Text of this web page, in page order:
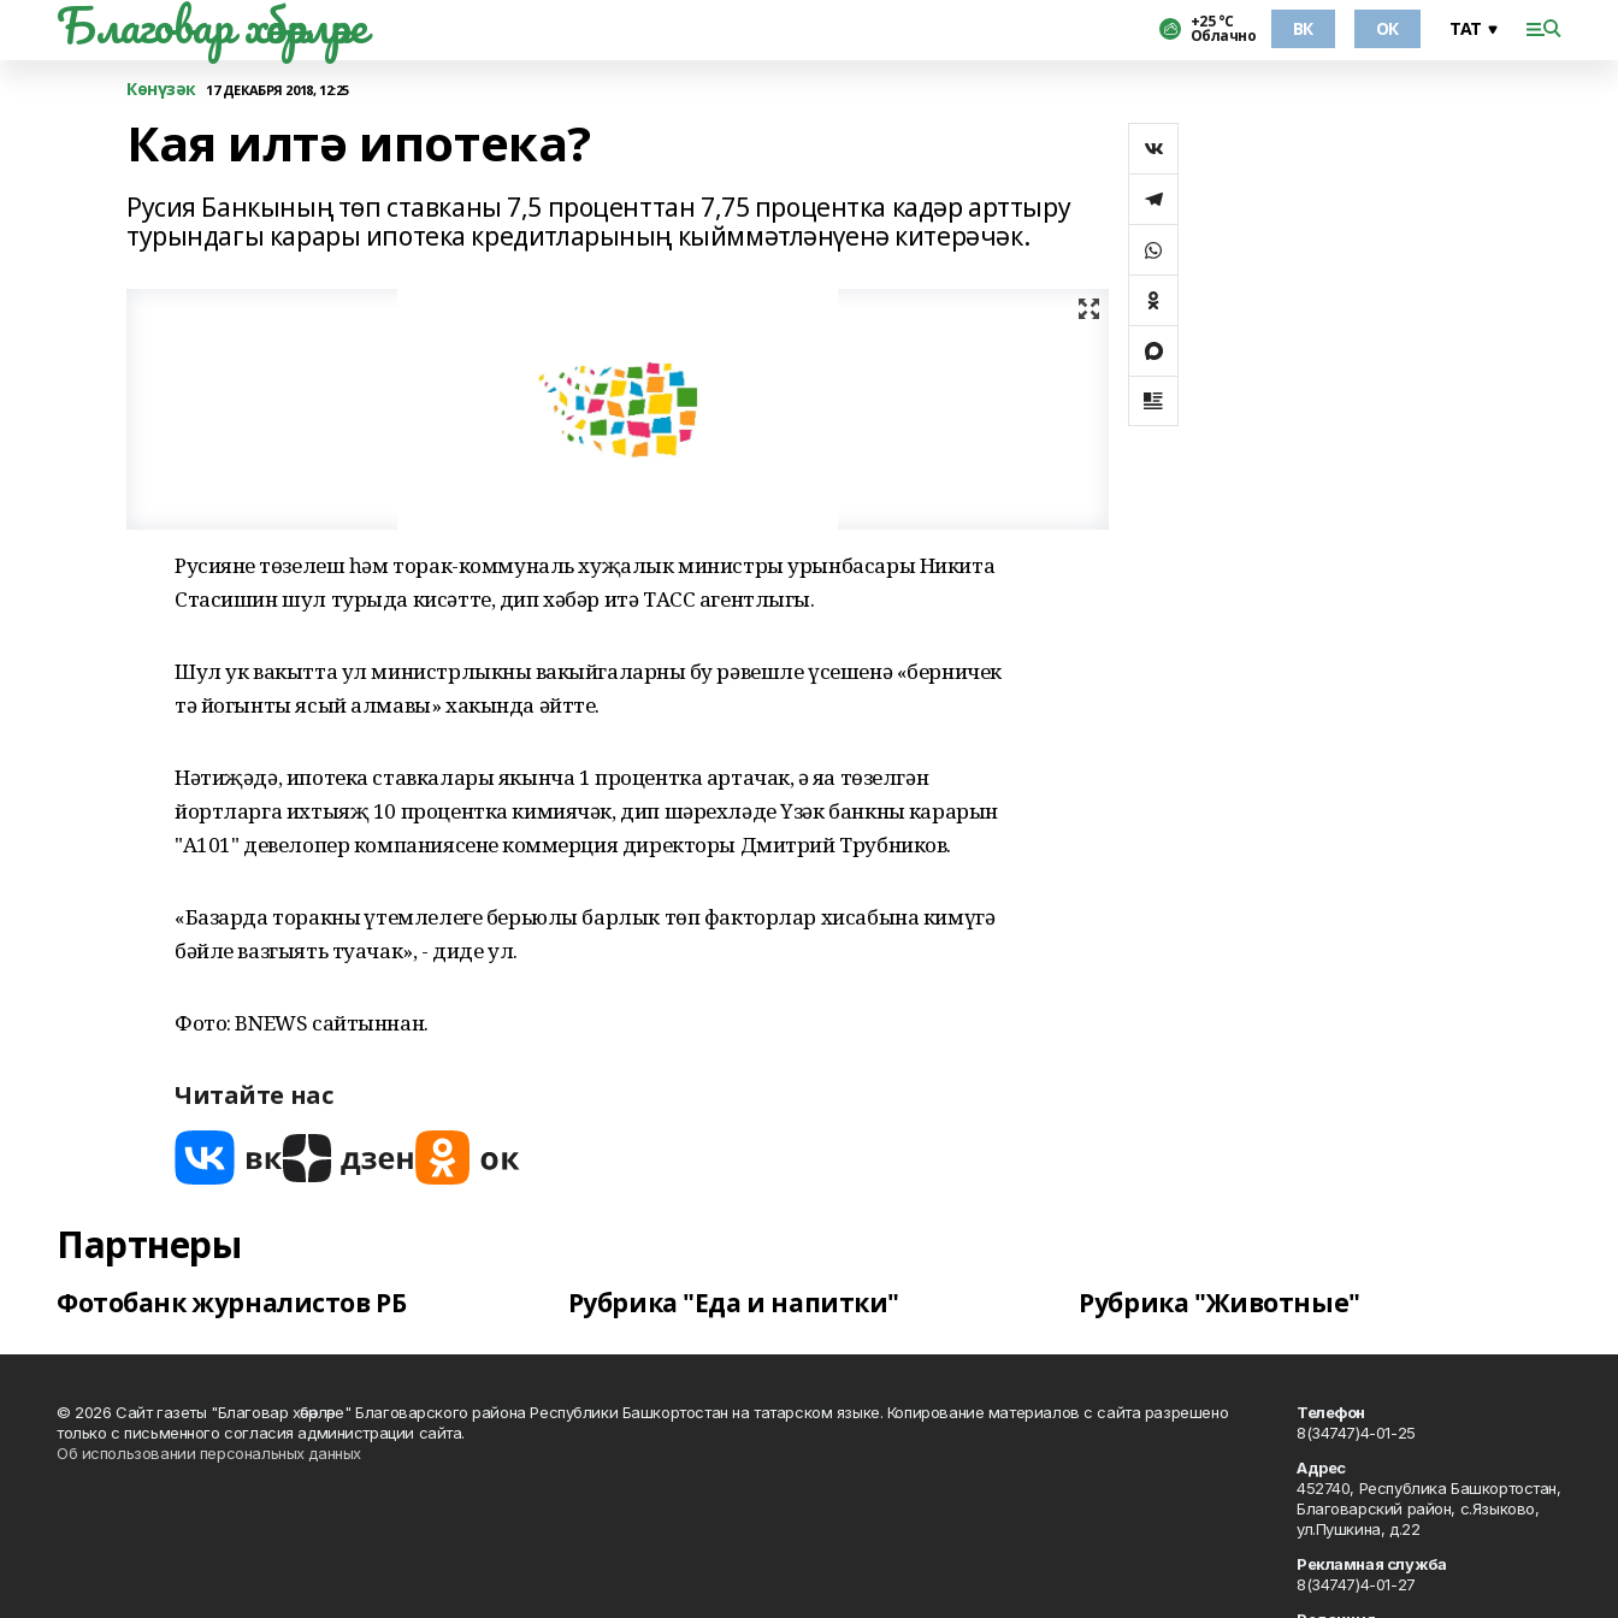
Благовар хәбәрләре +25 °С
Облачно ВК ОК
Көнүзәк 17 ДЕКАБРЯ 2018, 12:25
Кая илтә ипотека?
Русия Банкының төп ставканы 7,5 проценттан 7,75 процентка кадәр арттыру
турындагы карары ипотека кредитларының кыйммәтләнүенә китерәчәк.
Русиянең төзелеш һәм торак-коммуналь хуҗалык министры урынбасары Никита
Стасишин шул турыда кисәтте, дип хәбәр итә ТАСС агентлыгы.
Шул ук вакытта ул министрлыкның вакыйгаларның бу рәвешле үсешенә «берничек
тә йогынты ясый алмавы» хакында әйтте.
Нәтиҗәдә, ипотека ставкалары якынча 1 процентка артачак, ә яңа төзелгән
йортларга ихтыяҗ 10 процентка кимиячәк, дип шәрехләде Үзәк банкның карарын
"А101" девелопер компаниясенең коммерция директоры Дмитрий Трубников.
«Базарда торакның үтемлелеге берьюлы барлык төп факторлар хисабына кимүгә
бәйле вазгыять туачак», - диде ул.
Фото: BNEWS сайтыннан.
Читайте нас
Партнеры
Фотобанк журналистов РБ Рубрика "Еда и напитки" Рубрика "Животные"
© 2026 Сайт газеты "Благовар хәбәрләре" Благоварского района Республики Башкортостан на татарском языке. Копирование материалов с сайта разрешено
только с письменного согласия администрации сайта.
Об использовании персональных данных
Телефон
8(34747)4-01-25
Адрес
452740, Республика Башкортостан,
Благоварский район, с.Языково,
ул.Пушкина, д.22
Рекламная служба
8(34747)4-01-27